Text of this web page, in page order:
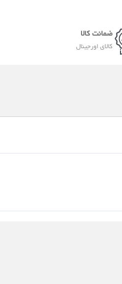
m
ضمانت کالا
کالای اورجینال